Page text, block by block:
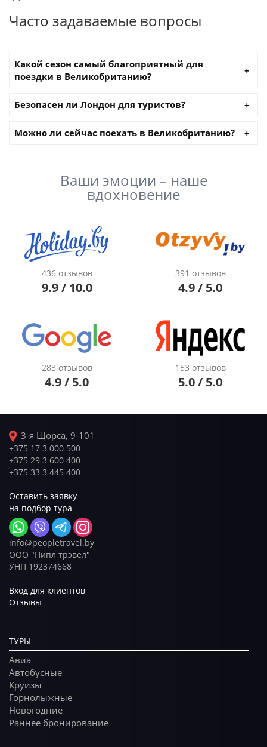
Часто задаваемые вопросы
Какой сезон самый благоприятный для
поездки в Великобританию?
Безопасен ли Лондон для туристов?
Можно ли сейчас поехать в Великобританию?
Ваши эмоции – наше
вдохновение
436 отзывов
9.9 / 10.0
391 отзывов
4.9 / 5.0
283 отзывов
4.9 / 5.0
153 отзывов
5.0 / 5.0
3-я Щорса, 9-101
+375 17 3 000 500
+375 29 3 600 400
+375 33 3 445 400
Оставить заявку
на подбор тура
info@peopletravel.by
ООО "Пипл трэвел"
УНП 192374668
Вход для клиентов
Отзывы
ТУРЫ
Авиа
Автобусные
Круизы
Горнолыжные
Новогодние
Раннее бронирование